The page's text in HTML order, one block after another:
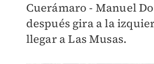
Cuerámaro - Manuel
después gira a la
llegar a Las Musas.